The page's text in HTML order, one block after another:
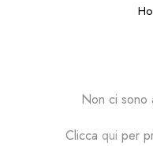
Non ci sono
Clicca qui per